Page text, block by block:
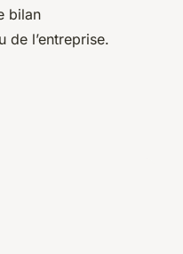
bilan
de l’entreprise.